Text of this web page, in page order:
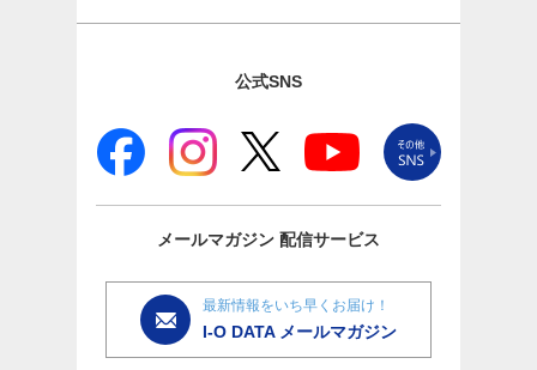
公式SNS
メールマガジン 配信サービス
最新情報をいち早くお届け！
I-O DATA メールマガジン